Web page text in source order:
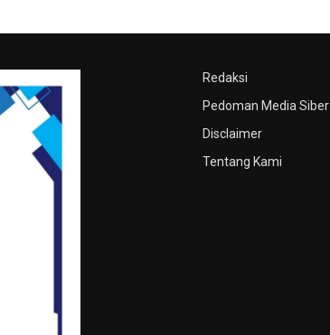
Redaksi
Pedoman Media Siber
Disclaimer
Tentang Kami